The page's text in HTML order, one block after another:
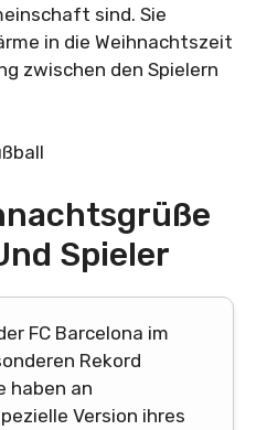
sind. Sie
in die Weihnachtszeit
zwischen den Spielern
Spieler
FC Barcelona im
Rekord
haben an
Version ihres